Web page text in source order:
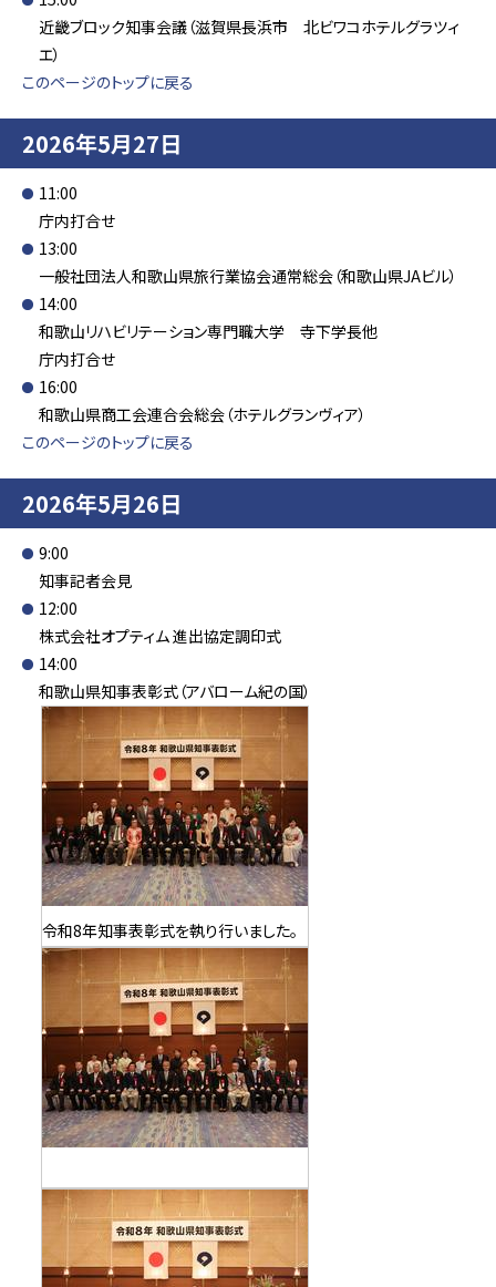
近畿ブロック知事会議（滋賀県長浜市 北ビワコホテルグラツィ
エ）
このページのトップに戻る
2026年5月27日
11:00
庁内打合せ
13:00
一般社団法人和歌山県旅行業協会通常総会（和歌山県JAビル）
14:00
和歌山リハビリテーション専門職大学 寺下学長他
庁内打合せ
16:00
和歌山県商工会連合会総会（ホテルグランヴィア）
このページのトップに戻る
2026年5月26日
9:00
知事記者会見
12:00
株式会社オプティム 進出協定調印式
14:00
和歌山県知事表彰式（アバローム紀の国）
令和8年知事表彰式を執り行いました。